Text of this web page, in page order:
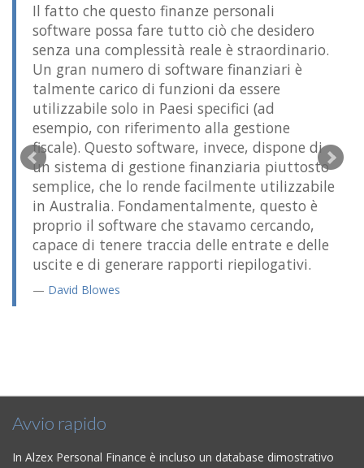
Il fatto che questo finanze personali
software possa fare tutto ciò che desidero
senza una complessità reale è straordinario.
Un gran numero di software finanziari è
talmente carico di funzioni da essere
utilizzabile solo in Paesi specifici (ad
esempio, con riferimento alla gestione
fiscale). Questo software, invece, dispone di
un sistema di gestione finanziaria piuttosto
semplice, che lo rende facilmente utilizzabile
in Australia. Fondamentalmente, questo è
proprio il software che stavamo cercando,
capace di tenere traccia delle entrate e delle
uscite e di generare rapporti riepilogativi.
David Blowes
Avvio rapido
In Alzex Personal Finance è incluso un database dimostrativo